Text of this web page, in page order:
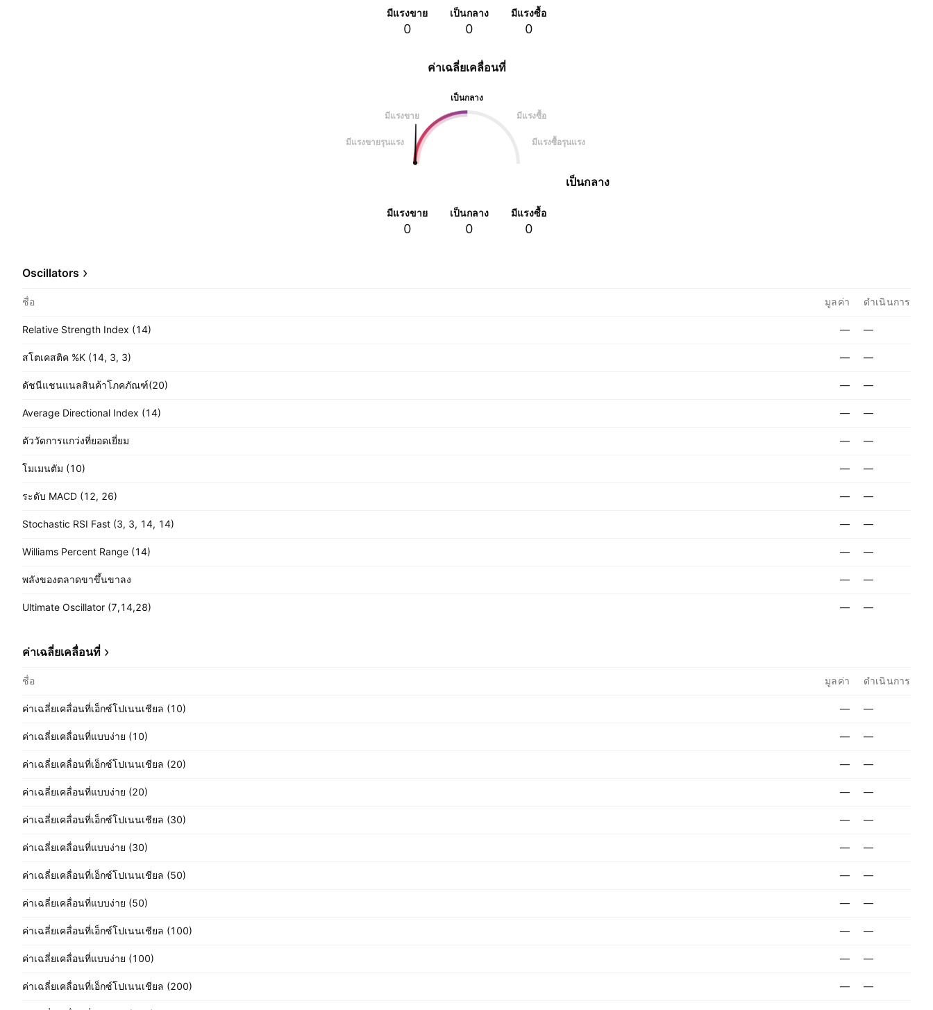
มีแรงขาย
0
เป็นกลาง
0
มีแรงซื้อ
0
ค่าเฉลี่ยเคลื่อนที่
เป็นกลาง
มีแรงขาย
มีแรงซื้อ
มีแรงขายรุนแรง มีแรงซื้อรุนแรง
เป็นกลาง
มีแรงขาย
0
เป็นกลาง
0
มีแรงซื้อ
0
Oscillators
ชื่อ มูลค่า ดำเนินการ
Relative Strength Index (14) — —
สโตเคสติค %K (14, 3, 3) — —
ดัชนีแชนแนลสินค้าโภคภัณฑ์(20) — —
Average Directional Index (14) — —
ตัววัดการแกว่งที่ยอดเยี่ยม — —
โมเมนตัม (10) — —
ระดับ MACD (12, 26) — —
Stochastic RSI Fast (3, 3, 14, 14) — —
Williams Percent Range (14) — —
พลังของตลาดขาขึ้นขาลง — —
Ultimate Oscillator (7,14,28) — —
ค่าเฉลี่ยเคลื่อนที่
ชื่อ มูลค่า ดำเนินการ
ค่าเฉลี่ยเคลื่อนที่เอ็กซ์โปเนนเชียล (10) — —
ค่าเฉลี่ยเคลื่อนที่แบบง่าย (10) — —
ค่าเฉลี่ยเคลื่อนที่เอ็กซ์โปเนนเชียล (20) — —
ค่าเฉลี่ยเคลื่อนที่แบบง่าย (20) — —
ค่าเฉลี่ยเคลื่อนที่เอ็กซ์โปเนนเชียล (30) — —
ค่าเฉลี่ยเคลื่อนที่แบบง่าย (30) — —
ค่าเฉลี่ยเคลื่อนที่เอ็กซ์โปเนนเชียล (50) — —
ค่าเฉลี่ยเคลื่อนที่แบบง่าย (50) — —
ค่าเฉลี่ยเคลื่อนที่เอ็กซ์โปเนนเชียล (100) — —
ค่าเฉลี่ยเคลื่อนที่แบบง่าย (100) — —
ค่าเฉลี่ยเคลื่อนที่เอ็กซ์โปเนนเชียล (200) — —